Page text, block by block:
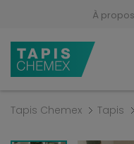
À
Tapis Chemex Tapis